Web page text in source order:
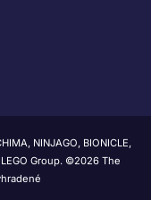
NINJAGO, BIONICLE,
Group. ©2026 The